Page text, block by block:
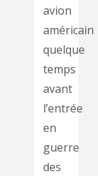
avion
américain
quelque
temps
avant
l’entrée
en
guerre
des